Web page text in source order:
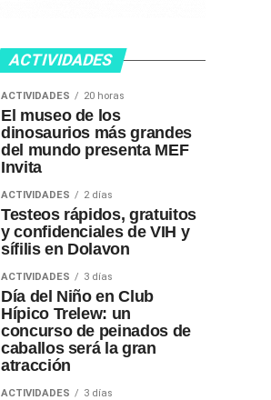
ACTIVIDADES
ACTIVIDADES 20 horas
El museo de los
dinosaurios más grandes
del mundo presenta MEF
Invita
ACTIVIDADES 2 días
Testeos rápidos, gratuitos
y confidenciales de VIH y
sífilis en Dolavon
ACTIVIDADES 3 días
Día del Niño en Club
Hípico Trelew: un
concurso de peinados de
caballos será la gran
atracción
ACTIVIDADES 3 días